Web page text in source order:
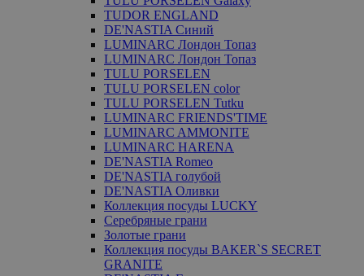
TUDOR ENGLAND
DE'NASTIA Синий
LUMINARC Лондон Топаз
LUMINARC Лондон Топаз
TULU PORSELEN
TULU PORSELEN color
TULU PORSELEN Tutku
LUMINARC FRIENDS'TIME
LUMINARC AMMONITE
LUMINARC HARENA
DE'NASTIA Romeo
DE'NASTIA голубой
DE'NASTIA Оливки
Коллекция посуды LUCKY
Серебряные грани
Золотые грани
Коллекция посуды BAKER`S SECRET
GRANITE